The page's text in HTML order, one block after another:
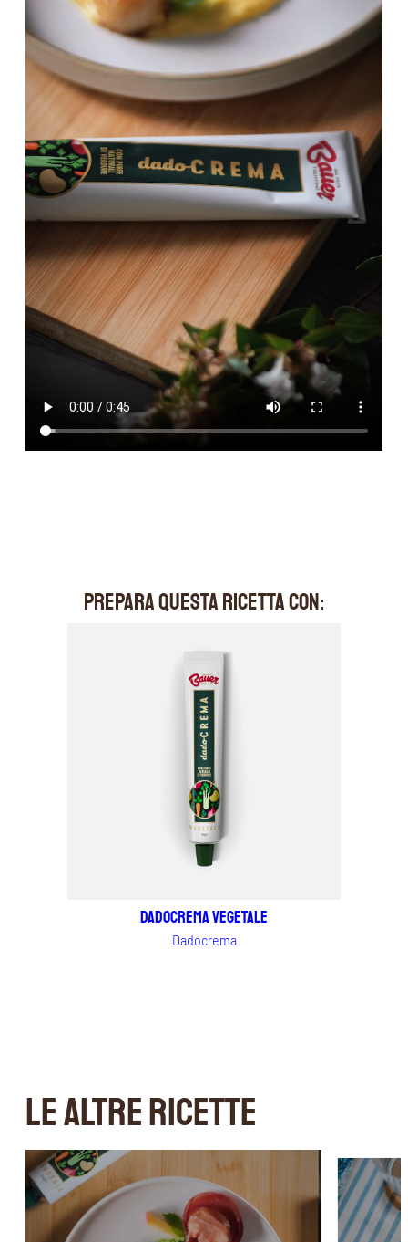
PREPARA QUESTA RICETTA CON:
Dadocrema vegetale
Dadocrema
LE ALTRE RICETTE